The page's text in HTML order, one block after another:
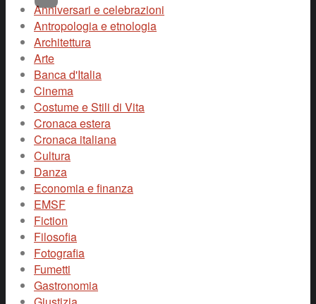
Anniversari e celebrazioni
Antropologia e etnologia
Architettura
Arte
Banca d'Italia
Cinema
Costume e Stili di Vita
Cronaca estera
Cronaca italiana
Cultura
Danza
Economia e finanza
EMSF
Fiction
Filosofia
Fotografia
Fumetti
Gastronomia